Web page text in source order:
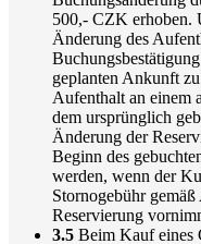
500,- CZK erhoben.
Änderung des
geplanten Ankunft
Aufenthalt an einem
dem ursprünglich
Änderung der
Beginn des
werden, wenn der
Stornogebühr
Reservierung
3.5 Beim Kauf eines